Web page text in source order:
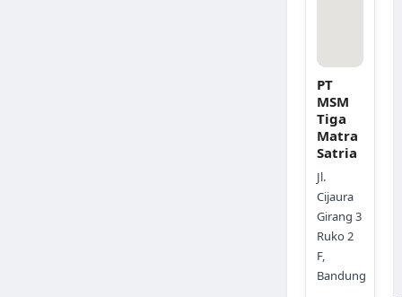
PT
MSM
Tiga
Matra
Satria
Jl.
Cijaura
Girang 3
Ruko 2
F,
Bandung